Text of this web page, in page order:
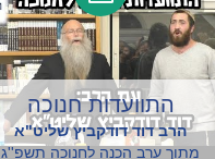
התוועדות חנוכה
הרב דוד דודקביץ שליט"א
מתוך ערב הכנה לחנוכה תשפ''ג